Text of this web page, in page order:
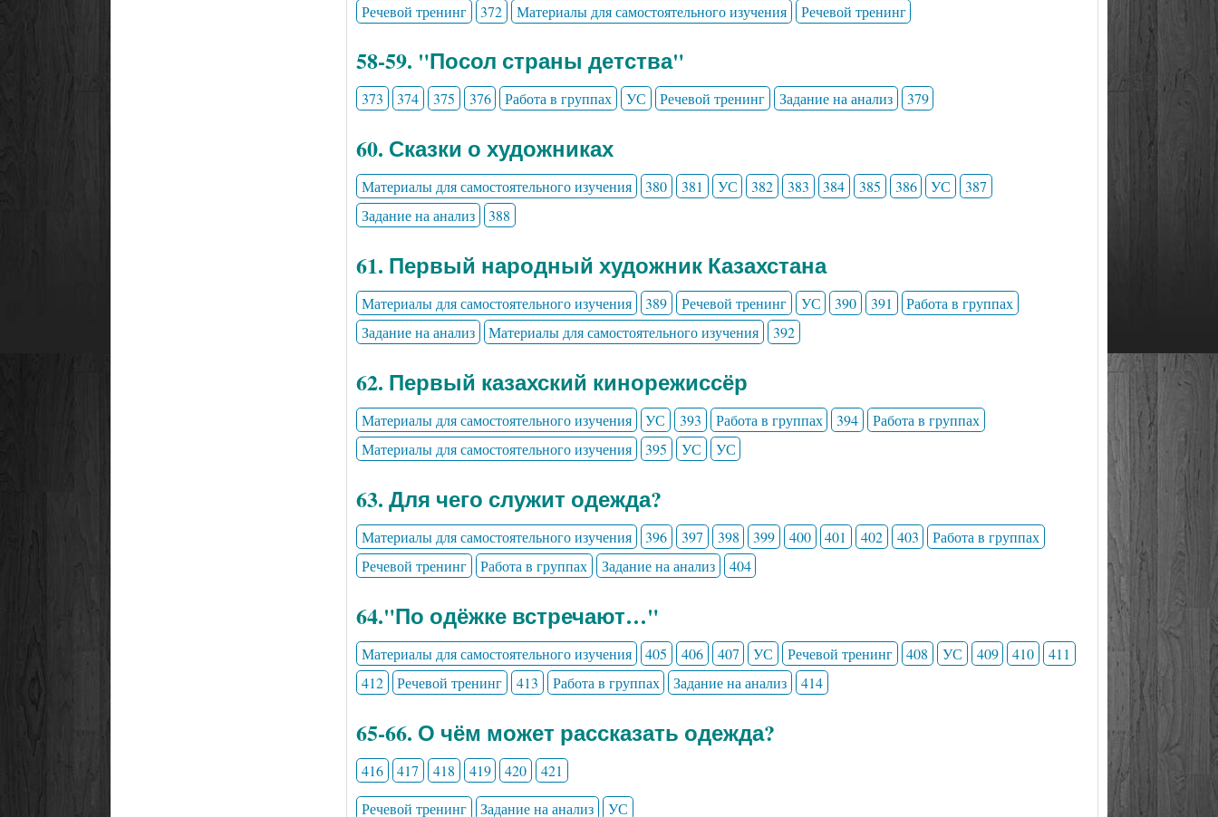
Речевой тренинг
372 Материалы для самостоятельного изучения Речевой тренинг
58-59. "Посол страны детства"
373 374 375 376 Работа в группах УС Речевой тренинг Задание на анализ 379
60. Сказки о художниках
Материалы для самостоятельного изучения 380 381 УС 382 383 384 385 386 УС
387
Задание на анализ
388
61. Первый народный художник Казахстана
Материалы для самостоятельного изучения 389 Речевой тренинг УС 390 391
Работа в группах
Задание на анализ
Материалы для самостоятельного изучения 392
62. Первый казахский кинорежиссёр
Материалы для самостоятельного изучения УС 393 Работа в группах 394
Работа в группах
Материалы для самостоятельного изучения
395 УС УС
63. Для чего служит одежда?
Материалы для самостоятельного изучения 396 397 398 399 400 401 402 403
Работа в группах
Речевой тренинг
Работа в группах Задание на анализ 404
64."По одёжке встречают…"
Материалы для самостоятельного изучения 405 406 407 УС Речевой тренинг 408 УС 409 410
411
412
Речевой тренинг 413 Работа в группах Задание на анализ 414
65-66. О чём может рассказать одежда?
416 417 418 419 420
421
Речевой тренинг
Задание на анализ УС